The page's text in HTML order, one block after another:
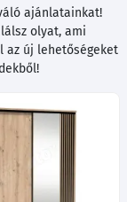
ajánlatainkat!
olyat, ami
az új lehetőségeket